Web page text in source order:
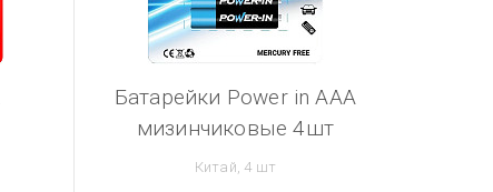
Батарейки Power in AAA
мизинчиковые 4шт
Китай, 4 шт